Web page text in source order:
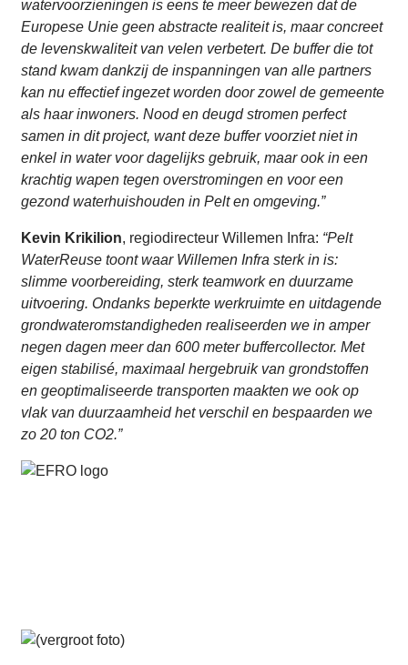
watervoorzieningen is eens te meer bewezen dat de
Europese Unie geen abstracte realiteit is, maar concreet
de levenskwaliteit van velen verbetert. De buffer die tot
stand kwam dankzij de inspanningen van alle partners
kan nu effectief ingezet worden door zowel de gemeente
als haar inwoners. Nood en deugd stromen perfect
samen in dit project, want deze buffer voorziet niet in
enkel in water voor dagelijks gebruik, maar ook in een
krachtig wapen tegen overstromingen en voor een
gezond waterhuishouden in Pelt en omgeving.”
Kevin Krikilion, regiodirecteur Willemen Infra: “Pelt
WaterReuse toont waar Willemen Infra sterk in is:
slimme voorbereiding, sterk teamwork en duurzame
uitvoering. Ondanks beperkte werkruimte en uitdagende
grondwateromstandigheden realiseerden we in amper
negen dagen meer dan 600 meter buffercollector. Met
eigen stabilisé, maximaal hergebruik van grondstoffen
en geoptimaliseerde transporten maakten we ook op
vlak van duurzaamheid het verschil en bespaarden we
zo 20 ton CO2.”